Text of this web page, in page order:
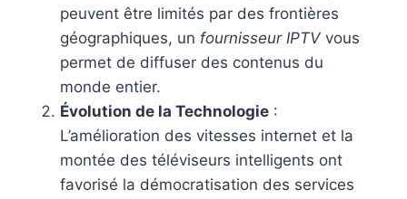
peuvent être limités par des frontières
géographiques, un fournisseur IPTV vous
permet de diffuser des contenus du
monde entier.
Évolution de la Technologie :
L’amélioration des vitesses internet et la
montée des téléviseurs intelligents ont
favorisé la démocratisation des services